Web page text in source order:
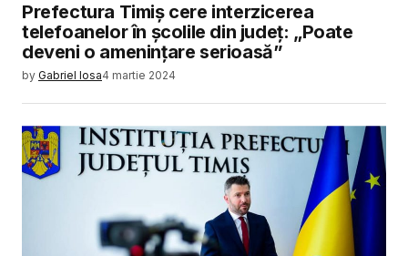
Prefectura Timiș cere interzicerea
telefoanelor în școlile din județ: „Poate
deveni o amenințare serioasă”
by Gabriel Iosa4 martie 2024